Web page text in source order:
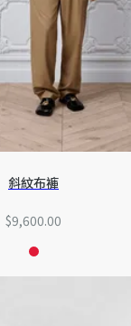
斜紋布褲
$9,600.00